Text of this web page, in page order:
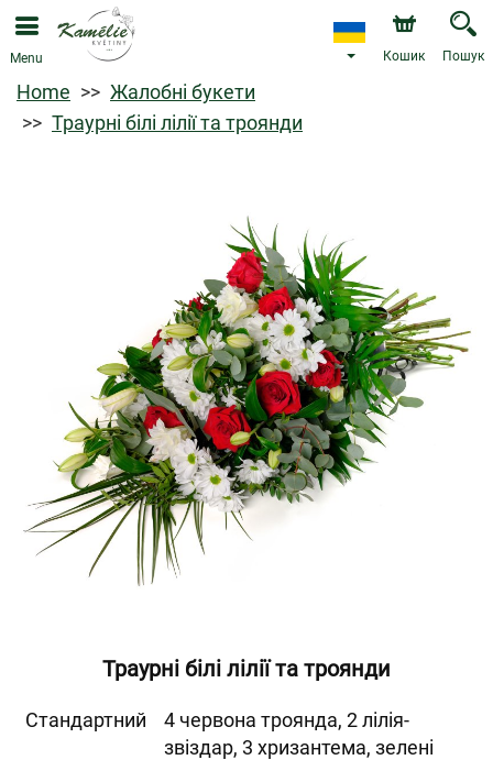
Menu Кошик Пошук
Home
Жалобні букети
Траурні білі лілії та троянди
Траурні білі лілії та троянди
Cтандартний
4 червона троянда, 2 лілія-
звіздар, 3 хризантема, зелені